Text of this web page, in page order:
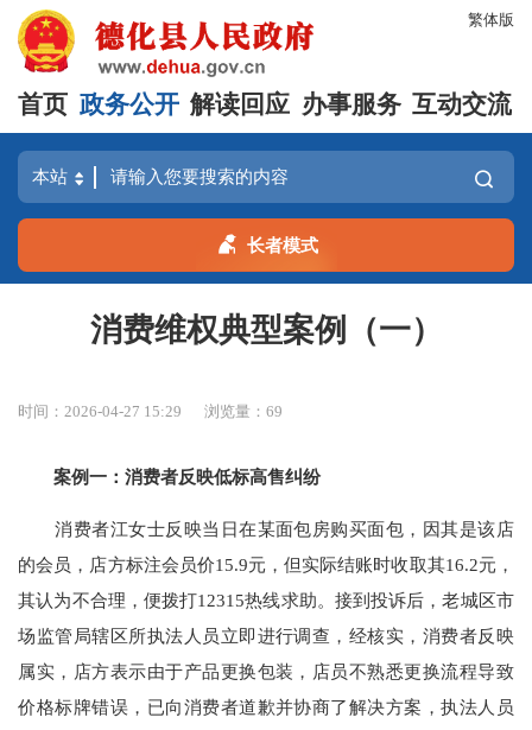
繁体版
首页 政务公开 解读回应 办事服务 互动交流
长者模式
消费维权典型案例（一）
时间：2026-04-27 15:29 浏览量：69
案例一：消费者反映低标高售纠纷
消费者江女士反映当日在某面包房购买面包，因其是该店
的会员，店方标注会员价15.9元，但实际结账时收取其16.2元，
其认为不合理，便拨打12315热线求助。接到投诉后，老城区市
场监管局辖区所执法人员立即进行调查，经核实，消费者反映
属实，店方表示由于产品更换包装，店员不熟悉更换流程导致
价格标牌错误，已向消费者道歉并协商了解决方案，执法人员